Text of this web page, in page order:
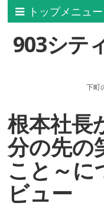
トップメニュー
903シテ
下町
根本社長
分の先の
こと～に
ビュー